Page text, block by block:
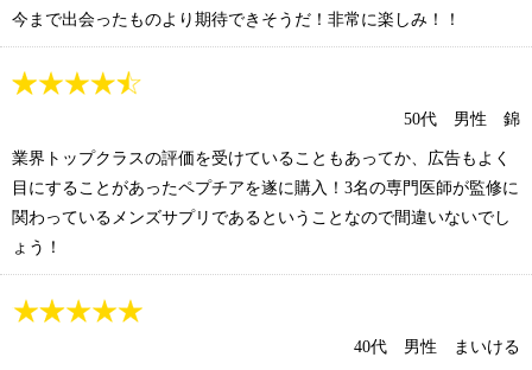
今まで出会ったものより期待できそうだ！非常に楽しみ！！
50代 男性 錦
業界トップクラスの評価を受けていることもあってか、広告もよく
目にすることがあったペプチアを遂に購入！3名の専門医師が監修に
関わっているメンズサプリであるということなので間違いないでし
ょう！
40代 男性 まいける